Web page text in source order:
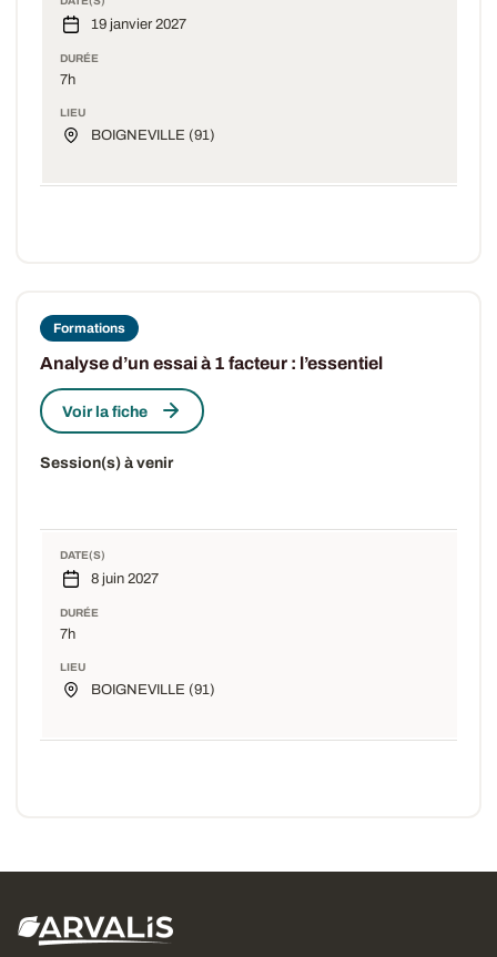
19 janvier 2027
DURÉE
7h
LIEU
BOIGNEVILLE (91)
Formations
Analyse d’un essai à 1 facteur : l’essentiel
Voir la fiche
Session(s) à venir
DATE(S)
8 juin 2027
DURÉE
7h
LIEU
BOIGNEVILLE (91)